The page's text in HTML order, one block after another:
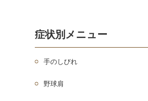
症状別メニュー
手のしびれ
野球肩